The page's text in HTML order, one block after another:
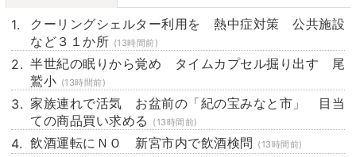
クーリングシェルター利用を 熱中症対策 公共施設
など３１か所 (13時間前)
半世紀の眠りから覚め タイムカプセル掘り出す 尾
鷲小 (13時間前)
家族連れで活気 お盆前の「紀の宝みなと市」 目当
ての商品買い求める
(13時間前)
飲酒運転にＮＯ 新宮市内で飲酒検問 (13時間前)